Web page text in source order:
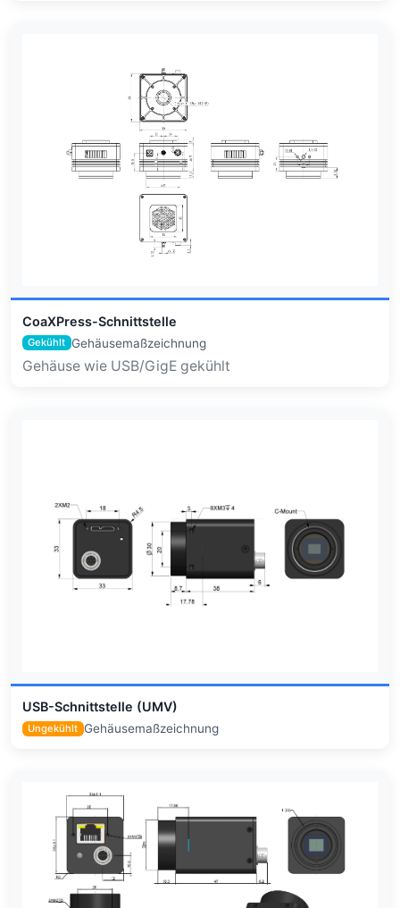
CoaXPress-Schnittstelle
Gekühlt Gehäusemaßzeichnung
Gehäuse wie USB/GigE gekühlt
USB-Schnittstelle (UMV)
Ungekühlt Gehäusemaßzeichnung